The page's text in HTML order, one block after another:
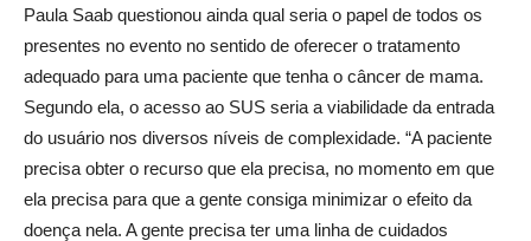
Paula Saab questionou ainda qual seria o papel de todos os
presentes no evento no sentido de oferecer o tratamento
adequado para uma paciente que tenha o câncer de mama.
Segundo ela, o acesso ao SUS seria a viabilidade da entrada
do usuário nos diversos níveis de complexidade. “A paciente
precisa obter o recurso que ela precisa, no momento em que
ela precisa para que a gente consiga minimizar o efeito da
doença nela. A gente precisa ter uma linha de cuidados